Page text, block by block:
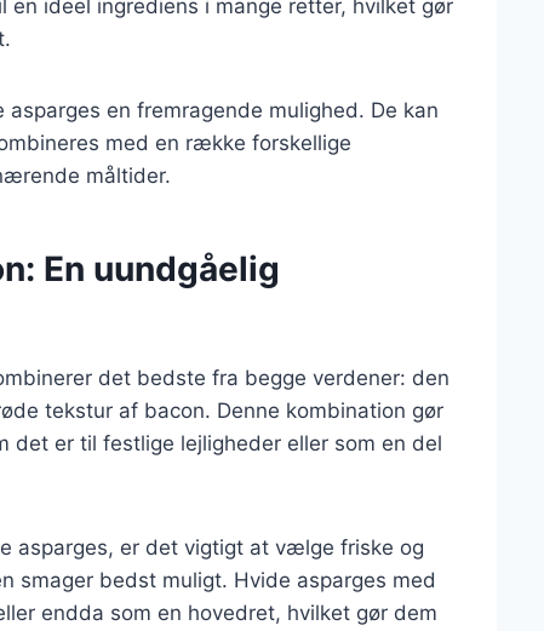
ideel ingrediens i mange retter, hvilket gør
en fremragende mulighed. De kan
med en række forskellige
måltider.
En uundgåelig
det bedste fra begge verdener: den
tekstur af bacon. Denne kombination gør
det er til festlige lejligheder eller som en del
asparges, er det vigtigt at vælge friske og
smager bedst muligt. Hvide asparges med
endda som en hovedret, hvilket gør dem